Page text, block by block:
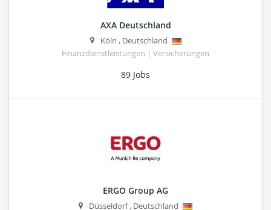
AXA Deutschland
Köln , Deutschland
Finanzdienstleistungen | Versicherungen
89 Jobs
ERGO Group AG
Düsseldorf, Deutschland